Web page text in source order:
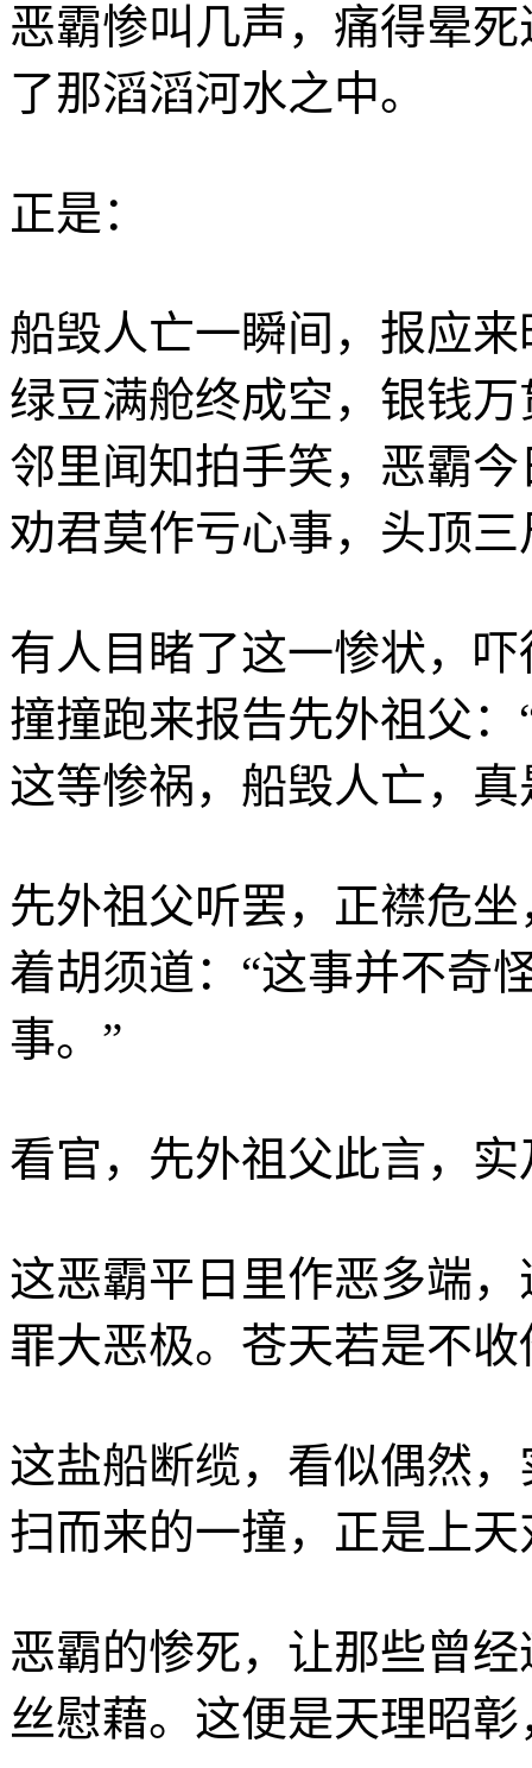
恶霸惨叫几声，痛得晕
了那滔滔河水之中。
正是：
船毁人亡一瞬间，报应
绿豆满舱终成空，银钱
邻里闻知拍手笑，恶霸
劝君莫作亏心事，头顶
有人目睹了这一惨状，
撞撞跑来报告先外祖父
这等惨祸，船毁人亡，
先外祖父听罢，正襟危
着胡须道：“这事并不奇
事。”
看官，先外祖父此言，
这恶霸平日里作恶多端
罪大恶极。苍天若是不
这盐船断缆，看似偶然
扫而来的一撞，正是上
恶霸的惨死，让那些曾
丝慰藉。这便是天理昭